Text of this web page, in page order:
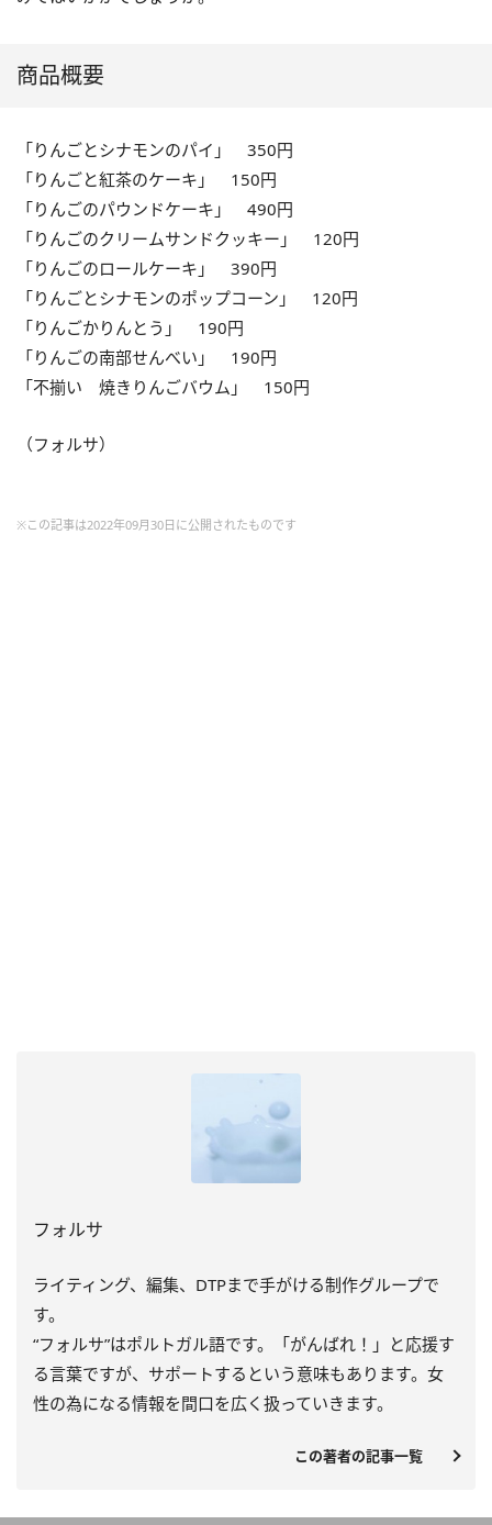
商品概要
「りんごとシナモンのパイ」 350円
「りんごと紅茶のケーキ」 150円
「りんごのパウンドケーキ」 490円
「りんごのクリームサンドクッキー」 120円
「りんごのロールケーキ」 390円
「りんごとシナモンのポップコーン」 120円
「りんごかりんとう」 190円
「りんごの南部せんべい」 190円
「不揃い 焼きりんごバウム」 150円
（フォルサ）
※この記事は2022年09月30日に公開されたものです
フォルサ
ライティング、編集、DTPまで手がける制作グループで
す。
“フォルサ”はポルトガル語です。「がんばれ！」と応援す
る言葉ですが、サポートするという意味もあります。女
性の為になる情報を間口を広く扱っていきます。
この著者の記事一覧